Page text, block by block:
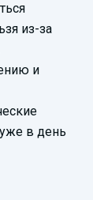
из-за
и
в день